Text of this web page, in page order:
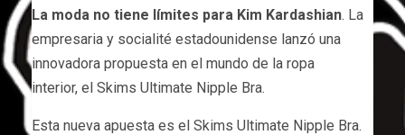
La moda no tiene límites para Kim Kardashian. La
empresaria y socialité estadounidense lanzó una
innovadora propuesta en el mundo de la ropa
interior, el Skims Ultimate Nipple Bra.
Esta nueva apuesta es el Skims Ultimate Nipple Bra.